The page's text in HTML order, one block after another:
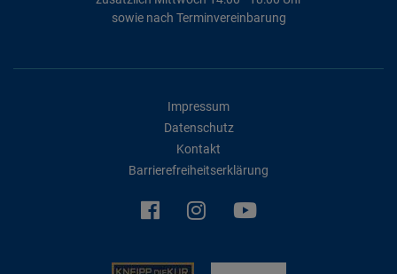
sowie nach Terminvereinbarung
Impressum
Datenschutz
Kontakt
Barrierefreiheitserklärung